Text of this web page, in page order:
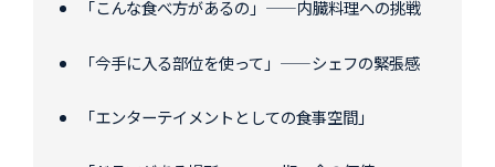
「こんな食べ方があるの」——内臓料理への挑戦
「今手に入る部位を使って」——シェフの緊張感
「エンターテイメントとしての食事空間」